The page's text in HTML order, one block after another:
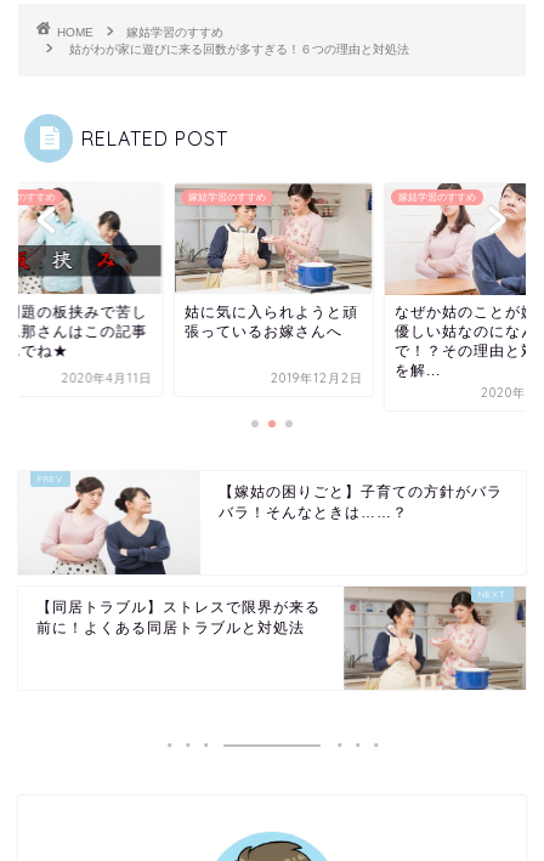
HOME
嫁姑学習のすすめ
姑がわが家に遊びに来る回数が多すぎる！６つの理由と対処法
RELATED POST
習のすすめ
気に入られようと頑
ているお嫁さんへ
2019年12月2日
嫁姑学習のすすめ
なぜか姑のことが嫌い！
優しい姑なのになん
嫁姑学習のすすめ
嫁姑問題の板挟みで
い！旦那さんはこの
を読んでね★
【嫁姑の困りごと】子育ての方針がバラ
バラ！そんなときは……？
【同居トラブル】ストレスで限界が来る
前に！よくある同居トラブルと対処法